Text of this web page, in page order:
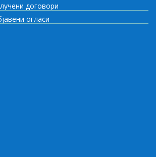
договори
огласи